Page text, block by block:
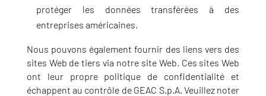
protéger les données transférées à des
entreprises américaines.
Nous pouvons également fournir des liens vers des
sites Web de tiers via notre site Web. Ces sites Web
ont leur propre politique de confidentialité et
échappent au contrôle de GEAC S.p.A. Veuillez noter